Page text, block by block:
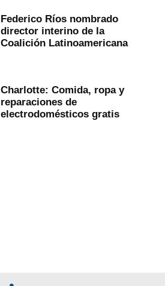
Federico Ríos nombrado
director interino de la
Coalición Latinoamericana
Charlotte: Comida, ropa y
reparaciones de
electrodomésticos gratis